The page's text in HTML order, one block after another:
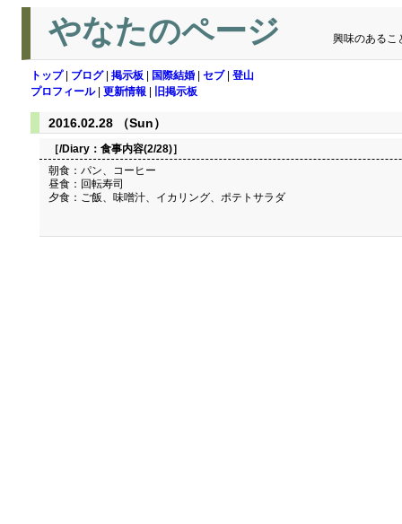
やなたのページ 興味のあるこ
トップ| ブログ| 掲示板 国際結婚 セブ| 登山
プロフィール| 更新情報 旧掲示板
2016.02.28 （Sun）
［/Diary： 食事内容(2/28)］
朝食：パン、コーヒー
昼食：回転寿司
夕食：ご飯、味噌汁、イカリング、ポテトサラダ